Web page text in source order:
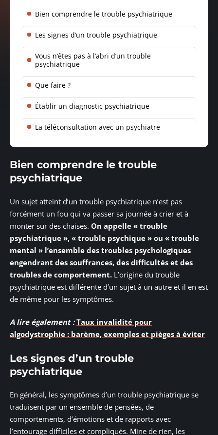
Bien comprendre le trouble psychiatrique
Les signes d’un trouble psychiatrique
Vous n’êtes pas à l’abri d’un trouble
psychiatrique
Que faire ?
Établir un diagnostic psychiatrique
La téléconsultation avec un psychiatre
Bien comprendre le trouble
psychiatrique
Un sujet atteint d’un trouble psychiatrique n’est pas
forcément un fou qui va passer sa journée à crier et à
monter sur des chaises. On appelle « trouble
psychiatrique », « trouble psychique » ou « trouble
mental » l’ensemble des troubles psychologiques
engendrant des souffrances, des difficultés et des
troubles de comportement. L’origine du trouble
psychiatrique est différente d’un sujet à un autre et il en est
de même pour les symptômes.
A lire également : Taux invalidité pour
algodystrophie : barème, exemples et pièges à éviter
Les signes d’un trouble
psychiatrique
En général, les symptômes d’un trouble psychiatrique se
traduisent par un ensemble de pensées, de
comportements, d’émotions et de rapports avec
l’entourage difficiles et compliqués. Mine de rien, les